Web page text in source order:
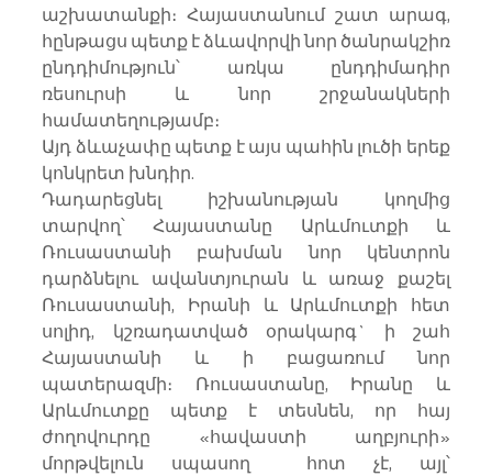
աշխատանքի։ Հայաստանում շատ արագ,
հընթացս պետք է ձևավորվի նոր ծանրակշիռ
ընդդիմություն՝ առկա ընդդիմադիր
ռեսուրսի և նոր շրջանակների
համատեղությամբ։
Այդ ձևաչափը պետք է այս պահին լուծի երեք
կոնկրետ խնդիր.
Դադարեցնել իշխանության կողմից
տարվող՝ Հայաստանը Արևմուտքի և
Ռուսաստանի բախման նոր կենտրոն
դարձնելու ավանտյուրան և առաջ քաշել
Ռուսաստանի, Իրանի և Արևմուտքի հետ
սոլիդ, կշռադատված օրակարգ` ի շահ
Հայաստանի և ի բացառում նոր
պատերազմի։ Ռուսաստանը, Իրանը և
Արևմուտքը պետք է տեսնեն, որ հայ
ժողովուրդը «հավաստի աղբյուրի»
մորթվելուն սպասող  հոտ չէ, այլ՝